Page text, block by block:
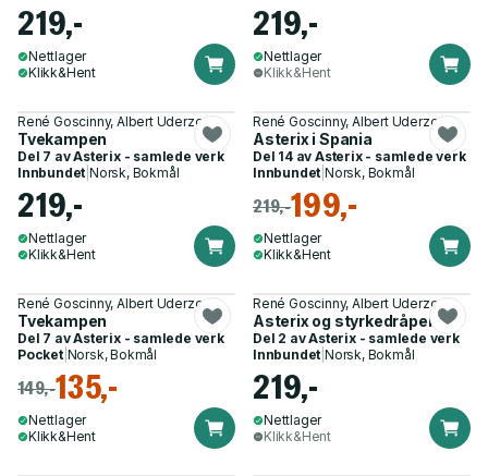
219,-
Nettlager
Klikk&Hent
219,-
Nettlager
Klikk&Hent
René Goscinny, Albert Uderzo
Tvekampen
Del 7 avAsterix - samlede verk
Innbundet |Norsk, Bokmål
219,-
Nettlager
Klikk&Hent
René Goscinny, Albert Uderzo
Asterix i Spania
Del 14 av Asterix - samlede verk
Innbundet |Norsk, Bokmål
219,-199,-
Nettlager
Klikk&Hent
René Goscinny, Albert Uderzo
Tvekampen
Del 7 avAsterix - samlede verk
Pocket| Norsk, Bokmål
149,-135,-
Nettlager
Klikk&Hent
René Goscinny, Albert Uderzo
Asterix og styrkedråpene
Del 2 avAsterix - samlede verk
Innbundet |Norsk, Bokmål
219,-
Nettlager
Klikk&Hent